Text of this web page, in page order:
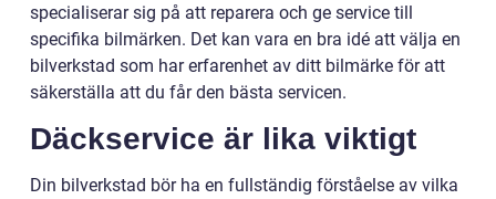
specialiserar sig på att reparera och ge service till
specifika bilmärken. Det kan vara en bra idé att välja en
bilverkstad som har erfarenhet av ditt bilmärke för att
säkerställa att du får den bästa servicen.
Däckservice är lika viktigt
Din bilverkstad bör ha en fullständig förståelse av vilka